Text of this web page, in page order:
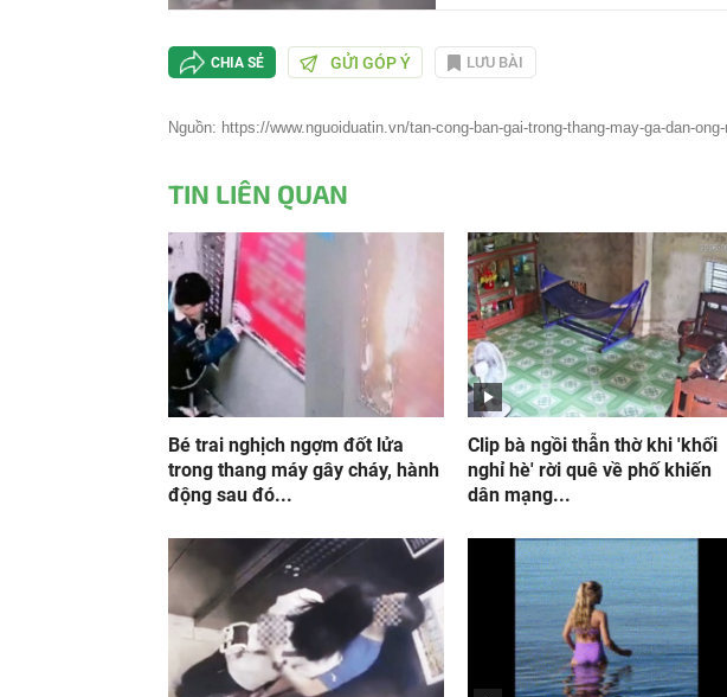
CHIA SẺ GỬI GÓP Ý LƯU BÀI
Nguồn: https://www.nguoiduatin.vn/tan-cong-ban-gai-trong-thang-may-ga-dan-
TIN LIÊN QUAN
Bé trai nghịch ngợm đốt lửa
trong thang máy gây cháy, hành
động sau đó...
Clip bà ngồi thẫn thờ khi 'khối
nghỉ hè' rời quê về phố khiến
dân mạng...